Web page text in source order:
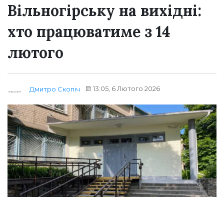
Вільногірську на вихідні:
хто працюватиме з 14
лютого
Дмитро Скопіч 13:05, 6 Лютого 2026